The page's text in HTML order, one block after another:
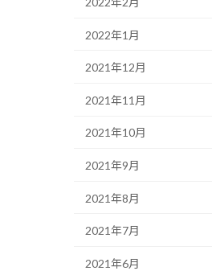
2022年1月
2021年12月
2021年11月
2021年10月
2021年9月
2021年8月
2021年7月
2021年6月